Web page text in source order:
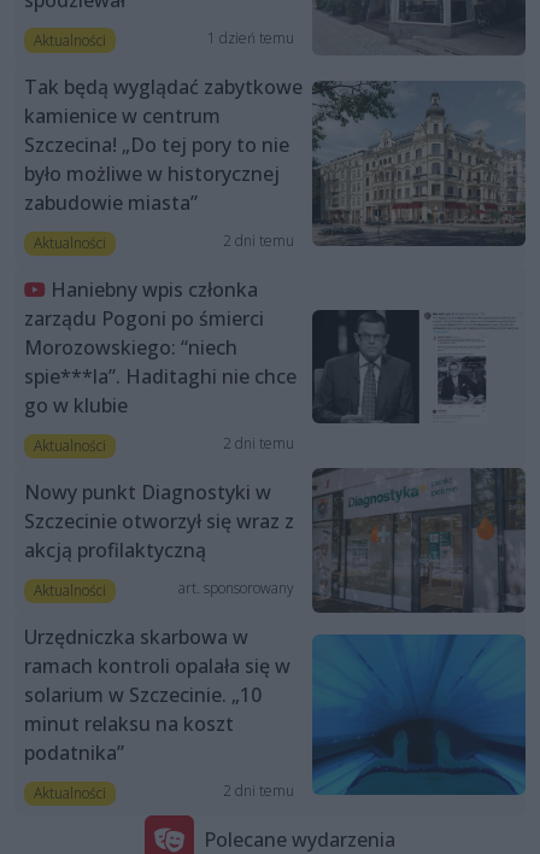
Aktualności 1 dzień temu
Tak będą wyglądać zabytkowe
kamienice w centrum
Szczecina! „Do tej pory to nie
było możliwe w historycznej
zabudowie miasta”
Aktualności 2 dni temu
Haniebny wpis członka
zarządu Pogoni po śmierci
Morozowskiego: “niech
spie***la”. Haditaghi nie chce
go w klubie
Aktualności 2 dni temu
Nowy punkt Diagnostyki w
Szczecinie otworzył się wraz z
akcją profilaktyczną
Aktualności art. sponsorowany
Urzędniczka skarbowa w
ramach kontroli opalała się w
solarium w Szczecinie. „10
minut relaksu na koszt
podatnika”
Aktualności 2 dni temu
Polecane wydarzenia